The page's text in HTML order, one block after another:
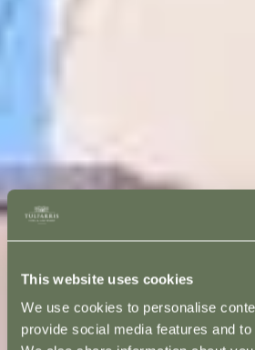
This website uses cookies
We use cookies to personalise
provide social media features and